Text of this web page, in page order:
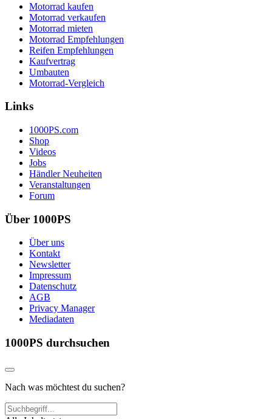
Motorrad kaufen
Motorrad verkaufen
Motorrad mieten
Motorrad Empfehlungen
Reifen Empfehlungen
Kaufvertrag
Umbauten
Motorrad-Vergleich
Links
1000PS.com
Shop
Videos
Jobs
Händler Neuheiten
Veranstaltungen
Forum
Über 1000PS
Über uns
Kontakt
Newsletter
Impressum
Datenschutz
AGB
Privacy Manager
Mediadaten
1000PS durchsuchen
Nach was möchtest du suchen?